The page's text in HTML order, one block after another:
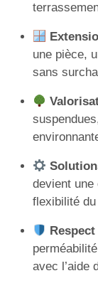
une pièce,
sans
devient une
flexibilité
avec l’aide